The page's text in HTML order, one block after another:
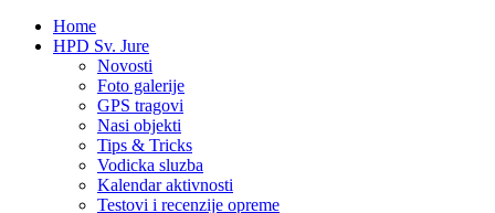
Home
HPD Sv. Jure
Novosti
Foto galerije
GPS tragovi
Nasi objekti
Tips & Tricks
Vodicka sluzba
Kalendar aktivnosti
Testovi i recenzije opreme